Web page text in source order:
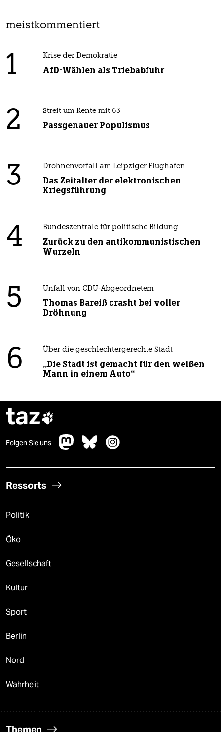
meistkommentiert
1 Krise der Demokratie
AfD-Wählen als Triebabfuhr
2 Streit um Rente mit 63
Passgenauer Populismus
3 Drohnenvorfall am Leipziger Flughafen
Das Zeitalter der elektronischen
Kriegsführung
4 Bundeszentrale für politische Bildung
Zurück zu den antikommunistischen
Wurzeln
5 Unfall von CDU-Abgeordnetem
Thomas Bareiß crasht bei voller
Dröhnung
6 Über die geschlechtergerechte Stadt
„Die Stadt ist gemacht für den weißen
Mann in einem Auto“
taz
Folgen Sie uns
Ressorts
Politik
Öko
Gesellschaft
Kultur
Sport
Berlin
Nord
Wahrheit
Themen